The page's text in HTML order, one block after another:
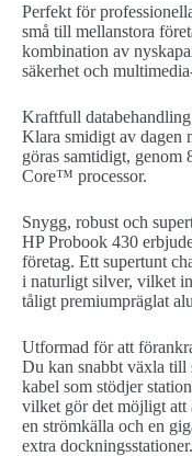
Perfekt för
små till mellanstora
kombination av
säkerhet och
Kraftfull databehandling
Klara smidigt av dagen
göras samtidigt, genom
Core™ processor.
Snygg, robust och
HP Probook 430
företag. Ett supertunt
i naturligt silver, vilket
tåligt premiumpräglat
Utformad för att
Du kan snabbt växla till
kabel som stödjer
vilket gör det möjligt att
en strömkälla och en
extra dockningsstationer.